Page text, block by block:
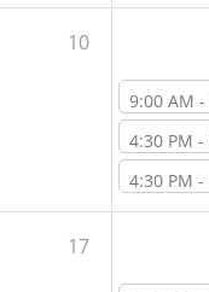
10
9:00 AM -
4:30 PM -
4:30 PM -
17